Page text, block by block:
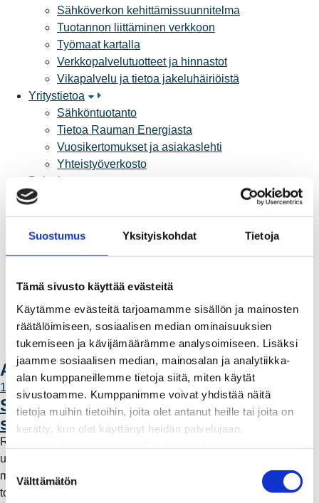
Suostumus Yksityiskohdat Tietoja
Tämä sivusto käyttää evästeitä
Käytämme evästeitä tarjoamamme sisällön ja mainosten
räätälöimiseen, sosiaalisen median ominaisuuksien
tukemiseen ja kävijämäärämme analysoimiseen. Lisäksi
jaamme sosiaalisen median, mainosalan ja analytiikka-
alan kumppaneillemme tietoja siitä, miten käytät
sivustoamme. Kumppanimme voivat yhdistää näitä
tietoja muihin tietoihin, joita olet antanut heille tai joita on
kerätty, kun olet käyttänyt heidän palvelujaan.
Välttämätön
Sähköverkon kehittämissuunnitelma
Tuotannon liittäminen verkkoon
Työmaat kartalla
Verkkopalvelutuotteet ja hinnastot
Vikapalvelu ja tietoa jakeluhäiriöistä
Yritystietoa
Sähköntuotanto
Tietoa Rauman Energiasta
Vuosikertomukset ja asiakaslehti
Yhteistyöverkosto
Palvelut
Energiansäästö kotitaloudessa
Kulutuksen seuranta
Sähköauton lataaminen
Yhteystiedot
Laskutusosoitteet
Ota yhteyttä
Ajankohtaista: Sähköverkko
11.6.2026 12:00
Säävarma sähköverkko rakentuu
saaristoon
Rauman Energia on vahvistanut saariston sähköverkkoa
uudella maa- ja merikaapeliyhteydellä. Työn myötä alueelle
muodostuu rengasverkkoyhteys, joka parantaa sähkönjakelun
toimintavarmuutta ja vähentää myrskyille alttiita ilmalinjoja.